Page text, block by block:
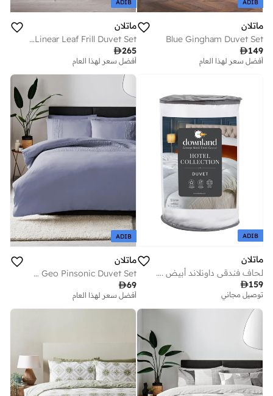
ADIB
ماتلان
Blue Gingham Duvet Set
149
أفضل سعر لهذا العام
ADIB
ماتلان
Grey Linear Leaf Frill Duvet Set
265
أفضل سعر لهذا العام
توصيل مجاني
توصيل مجاني
ADIB
ماتلان
لحاف فندقي داونلاند أبيض . توج
159
توصيل مجاني
ADIB
ماتلان
Blue Geo Pinsonic Duvet Set
69
أفضل سعر لهذا العام